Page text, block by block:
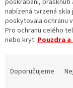
nabízená tvrzená
poskytovala ochranu
Pro ochranu celého
nebo kryt: Pouzdra
Doporučujeme